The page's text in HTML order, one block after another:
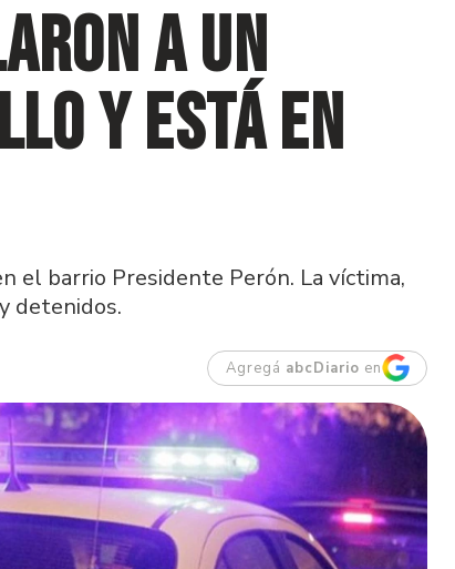
a un
y está en
el barrio Presidente Perón. La víctima,
detenidos.
Agregá abcDiario en